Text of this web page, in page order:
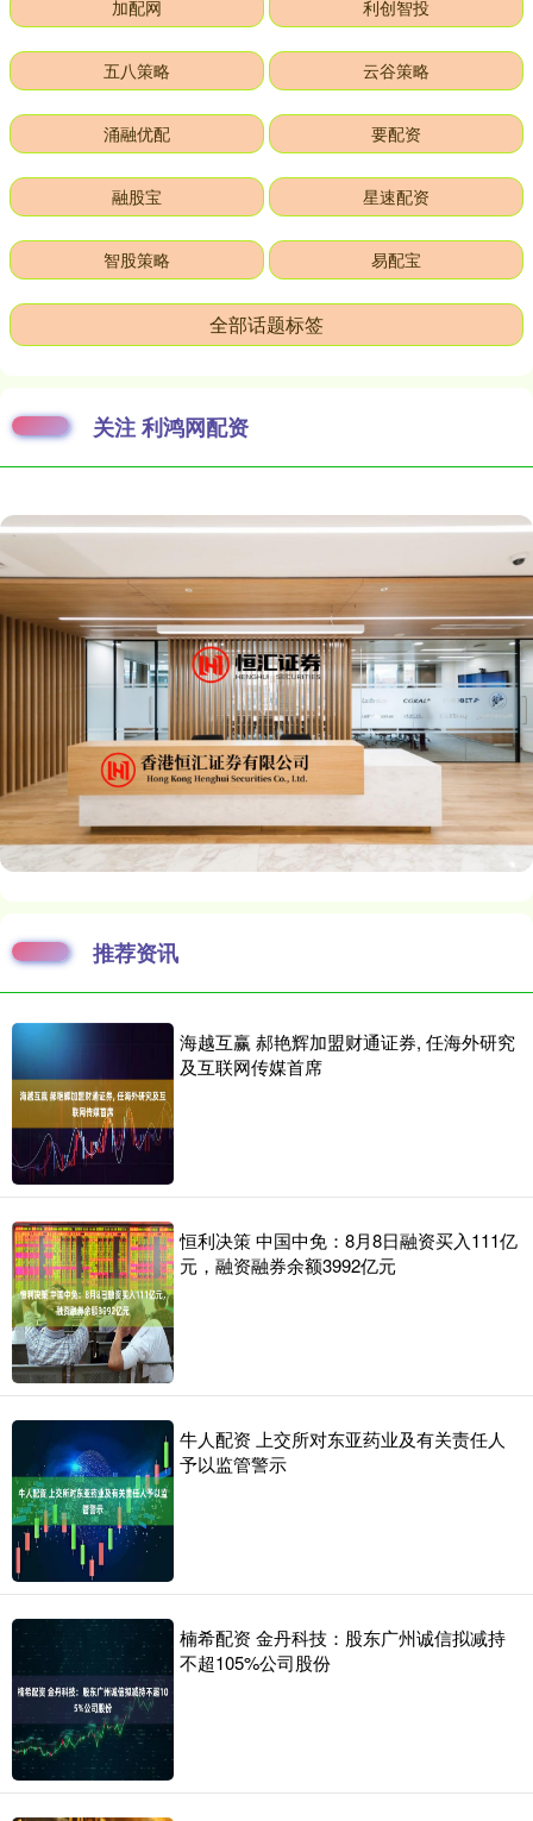
加配网 利创智投
五八策略 云谷策略
涌融优配 要配资
融股宝 星速配资
智股策略 易配宝
全部话题标签
关注 利鸿网配资
推荐资讯
海越互赢 郝艳辉加盟财通证券, 任海外研究
及互联网传媒首席
恒利决策 中国中免：8月8日融资买入111亿
元，融资融券余额3992亿元
牛人配资 上交所对东亚药业及有关责任人
予以监管警示
楠希配资 金丹科技：股东广州诚信拟减持
不超105%公司股份